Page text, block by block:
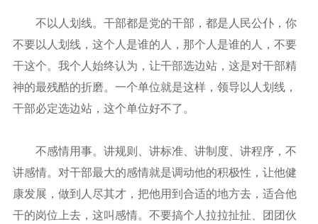
不以人划线。干部都是党的干部，都是人民公仆，你
不要以人划线，这个人是谁的人，那个人是谁的人，不要
干这个。我个人始终认为，让干部选边站，这是对干部精
神的最残酷的折磨。一个单位就是这样，领导以人划线，
干部必定选边站，这个单位好不了。
不感情用事。讲规则、讲标准、讲制度、讲程序，不
讲感情。对干部最大的感情就是调动他的积极性，让他健
康发展，做到人尽其才，把他用到合适的地方去，适合他
干的岗位上去，这叫感情。不要搞个人拉拉扯扯、团团伙